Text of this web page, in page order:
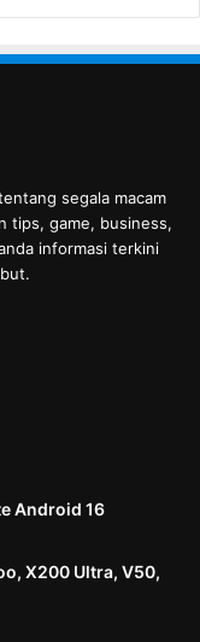
segala macam
tips, game, business,
informasi terkini
Android 16
X200 Ultra, V50,